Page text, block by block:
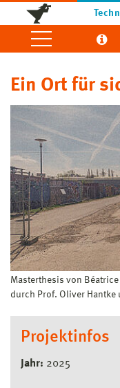
Ein Ort für
Masterthesis von
durch Prof. Oliver Hantke
Projektinfos
Jahr: 2025